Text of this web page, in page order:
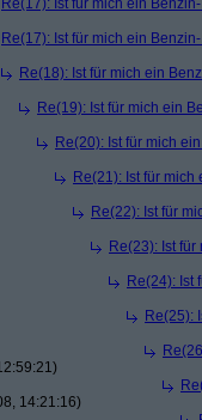
Re(17): Ist für mich ein
Re(17): Ist für mich ein
Re(18): Ist für mich ein
Re(19): Ist für mich ein
Re(20): Ist für mich
Re(21): Ist für
Re(22): Ist für
Re(23): Ist
Re(24): Ist
Re(25):
14:21:16)